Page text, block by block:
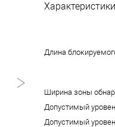
Длина
Ширина зоны
Допустимый
Допустимый